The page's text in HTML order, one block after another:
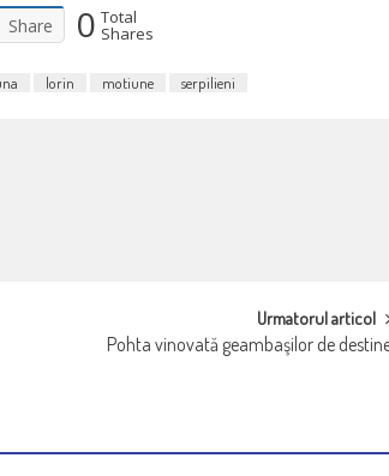
Share 0 Total
Shares
lorin motiune serpilieni
Urmatorul articol
Pohta vinovată geambaşilor de